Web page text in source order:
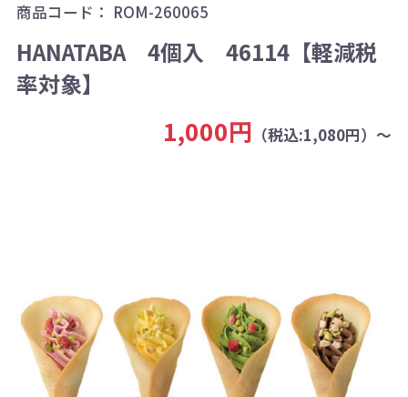
商品コード： ROM-260065
HANATABA 4個入 46114【軽減税
率対象】
1,000円 （税込:1,080円）～